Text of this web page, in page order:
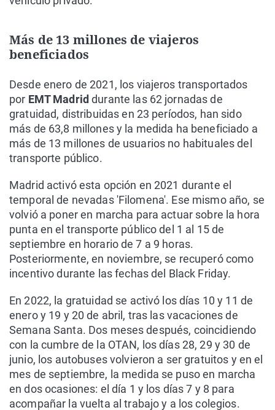
Más de 13 millones de viajeros
beneficiados
Desde enero de 2021, los viajeros transportados
por EMT Madriddurante las 62 jornadas de
gratuidad, distribuidas en 23 períodos, han sido
más de 63,8 millones y la medida ha beneficiado a
más de 13 millones de usuarios no habituales del
transporte público.
Madrid activó esta opción en 2021 durante el
temporal de nevadas 'Filomena'. Ese mismo año, se
volvió a poner en marcha para actuar sobre la hora
punta en el transporte público del 1 al 15 de
septiembre en horario de 7 a 9 horas.
Posteriormente, en noviembre, se recuperó como
incentivo durante las fechas del Black Friday.
En 2022, la gratuidad se activó los días 10 y 11 de
enero y 19 y 20 de abril, tras las vacaciones de
Semana Santa. Dos meses después, coincidiendo
con la cumbre de la OTAN, los días 28, 29 y 30 de
junio, los autobuses volvieron a ser gratuitos y en el
mes de septiembre, la medida se puso en marcha
en dos ocasiones: el día 1 y los días 7 y 8 para
acompañar la vuelta al trabajo y a los colegios.